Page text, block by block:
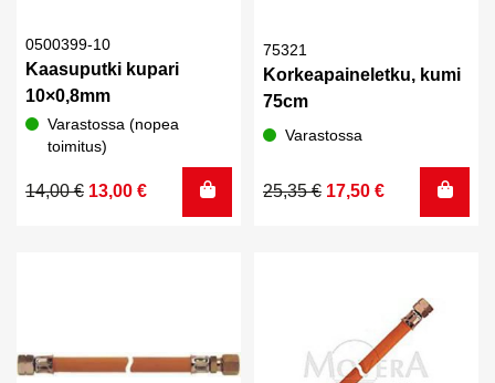
0500399-10
Kaasuputki kupari
10×0,8mm
Varastossa (nopea
toimitus)
14,00€
Alkuperäinen
13,00 €
Nykyinen
75321
Korkeapaineletku, kumi
75cm
Varastossa
25,35€
Alkuperäinen
17,50 €
Nykyinen